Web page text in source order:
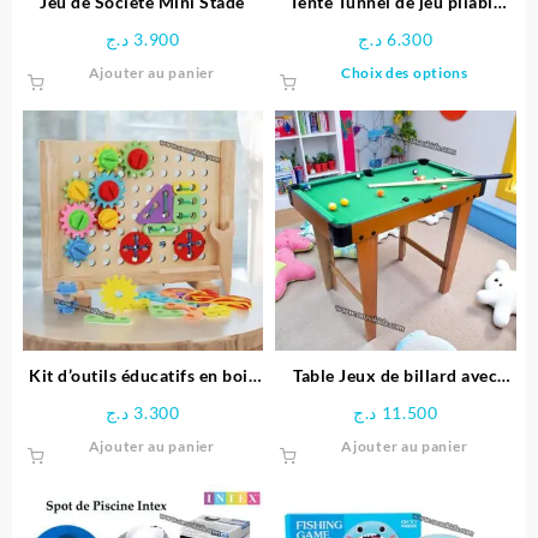
3.900 د.ج
Ajouter au panier
6.300 د.ج
Choix des options
Les
options
être
choisies
sur
la
page
Kit d’outils éducatifs en bois
3.300 د.ج
Ajouter au panier
Table Jeux de billard avec
11.500 د.ج
Ajouter au panier